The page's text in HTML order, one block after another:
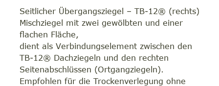
Seitlicher Übergangsziegel – TB-12® (rechts)
Mischziegel mit zwei gewölbten und einer
flachen Fläche,
dient als Verbindungselement zwischen den
TB-12® Dachziegeln und den rechten
Seitenabschlüssen (Ortgangziegeln).
Empfohlen für die Trockenverlegung ohne